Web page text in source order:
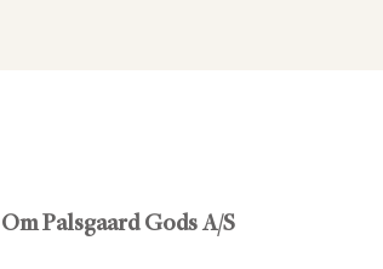
Om Palsgaard Gods A/S